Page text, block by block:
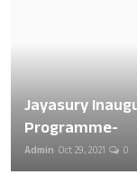
Jayasury
Programme-
Admin Oct 29, 2021 0